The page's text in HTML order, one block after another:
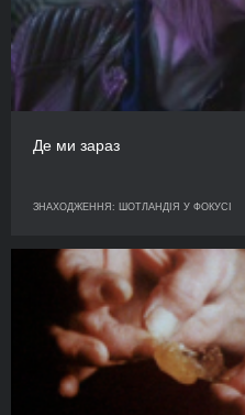
Де ми зараз
ЗНАХОДЖЕННЯ: ШОТЛАНДІЯ У ФОКУСІ